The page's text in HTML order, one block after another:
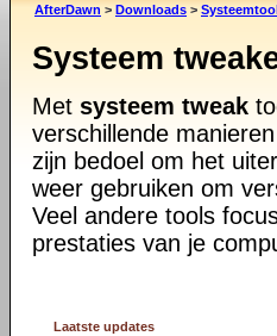
AfterDawn > Downloads >
Systeem
Met systeem tweak
verschillende
zijn bedoel om het
weer gebruiken om
Veel andere tools
prestaties van je
Laatste updates